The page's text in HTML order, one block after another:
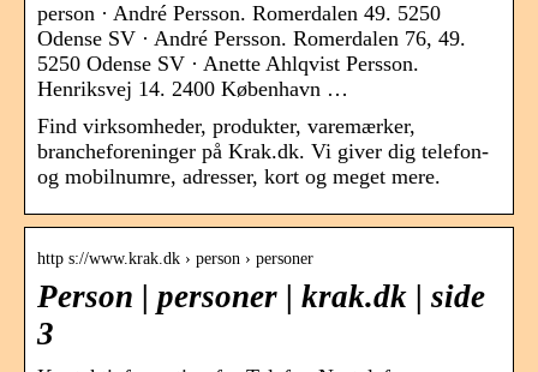
person · André Persson. Romerdalen 49. 5250
Odense SV · André Persson. Romerdalen 76, 49.
5250 Odense SV · Anette Ahlqvist Persson.
Henriksvej 14. 2400 København …
Find virksomheder, produkter, varemærker,
brancheforeninger på Krak.dk. Vi giver dig telefon-
og mobilnumre, adresser, kort og meget mere.
http s://www.krak.dk › person › personer
Person | personer | krak.dk | side
3